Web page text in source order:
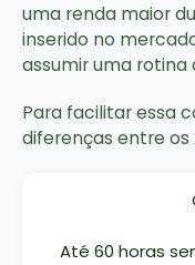
uma renda maior
inserido no
assumir uma rotina
Para facilitar essa
diferenças entre
Até 60 horas